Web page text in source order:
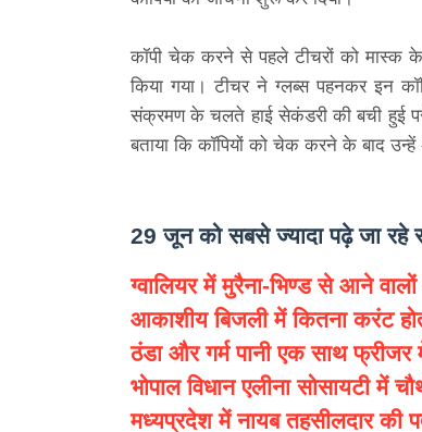
कॉपी चेक करने से पहले टीचरों को मास्क के
किया गया। टीचर ने ग्लब्स पहनकर इन
संक्रमण के चलते हाई सेकंडरी की बची हुई
बताया कि कॉपियों को चेक करने के बाद
29 जून को सबसे ज्यादा पढ़े जा रहे
ग्वालियर में मुरैना-भिण्ड से आने
आकाशीय बिजली में कितना करंट
ठंडा और गर्म पानी एक साथ
भोपाल विधान एलीना सोसायटी में
मध्यप्रदेश में नायब तहसीलदार की